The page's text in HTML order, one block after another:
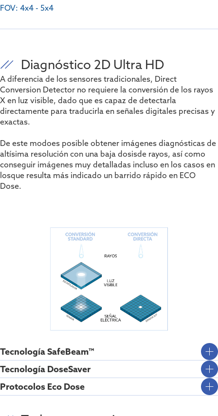
FOV: 4x4 - 5x4
Diagnóstico 2D Ultra HD
A diferencia de los sensores tradicionales, Direct
Conversion Detector no requiere la conversión de los rayos
X en luz visible, dado que es capaz de detectarla
directamente para traducirla en señales digitales precisas y
exactas.
De este modoes posible obtener imágenes diagnósticas de
altísima resolución con una baja dosisde rayos, así como
conseguir imágenes muy detalladas incluso en los casos en
losque resulta más indicado un barrido rápido en ECO
Dose.
Tecnología SafeBeam™
Tecnología DoseSaver
Protocolos Eco Dose